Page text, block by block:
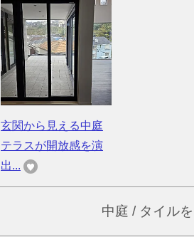
玄関から見える中庭
テラスが開放感を演
出...
中庭 / タイル